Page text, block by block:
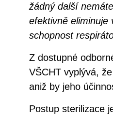
žádný další
efektivně eliminuje
schopnost
Z dostupné
VŠCHT vyplývá,
aniž by jeho
Postup sterilizace